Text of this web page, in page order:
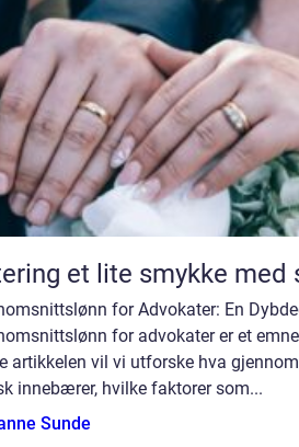
Giftering et lite smykke
for Advokater: En
for advokater er et
artikkelen vil vi utforske hva
innebærer, hvilke faktorer som...
Sunde